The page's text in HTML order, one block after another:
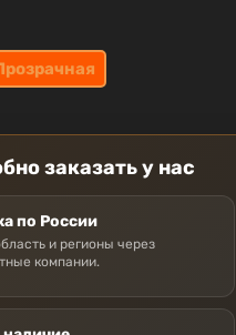
заказать у нас
по России
и регионы через
компании.